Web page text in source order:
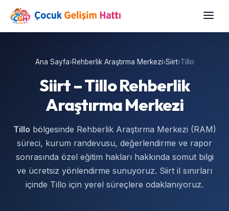
Ana Sayfa›Rehberlik Araştırma Merkezi›Siirt›Tillo
Siirt – Tillo Rehberlik
Araştırma Merkezi
Tillo bölgesinde Rehberlik Araştırma Merkezi (RAM)
süreci, kurum randevusu, değerlendirme ve rapor
sonrasında özel eğitim hakları hakkında somut bilgi
ve ücretsiz yönlendirme sunuyoruz. Siirt il sınırları
içinde Tillo için yerel süreçlere odaklanıyoruz.